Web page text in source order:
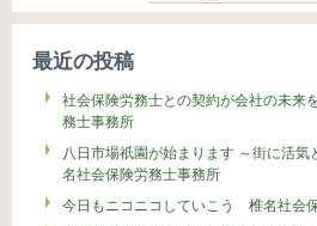
最近の投稿
社会保険労務士との契約が会社の未
務士事務所
八日市場祇園が始まります ～街に活
名社会保険労務士事務所
今日もニコニコしていこう 椎名社会